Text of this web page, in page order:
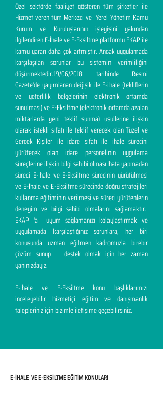
Özel sektörde faaliyet gösteren tüm şirketler ile
Hizmet veren tüm Merkezi ve Yerel Yönetim Kamu
Kurum ve Kuruluşlarının işleyişini yakından
ilgilendiren E-İhale ve E-Eksiltme platformu EKAP ile
kamu yararı daha çok artmıştır. Ancak uygulamada
karşılaşılan sorunlar bu sistemin verimliliğini
düşürmektedir.19/06/2018 tarihinde Resmi
Gazete'de yayımlanan değişik ile E-ihale (tekliflerin
ve yeterlilik belgelerinin elektronik ortamda
sunulması) ve E-Eksiltme (elektronik ortamda azalan
miktarlarda yeni teklif sunma) usullerine ilişkin
olarak istekli sıfatı ile teklif verecek olan Tüzel ve
Gerçek Kişiler ile idare sıfatı ile ihale sürecini
yürütecek olan idare personelinin uygulama
süreçlerine ilişkin bilgi sahibi olması hata yapmadan
süreci E-İhale ve E-Eksiltme sürecinin yürütülmesi
ve E-İhale ve E-Eksiltme sürecinde doğru stratejileri
kullanma eğitiminin verilmesi ve süreci yürütenlerin
deneyim ve bilgi sahibi olmalarını sağlamaktır.
EKAP 'a uyum sağlamanızı kolaylaştırmak ve
uygulamada karşılaştığınız sorunlara, her biri
konusunda uzman eğitmen kadromuzla birebir
çözüm sunup destek olmak için her zaman
yanınızdayız.
E-İhale ve E-Eksiltme konu başlıklarımızı
inceleyebilir hizmetiçi eğitim ve danışmanlık
talepleriniz için bizimle iletişime geçebilirsiniz.
E-İHALE VE E-EKSİLTME EĞİTİM KONULARI​